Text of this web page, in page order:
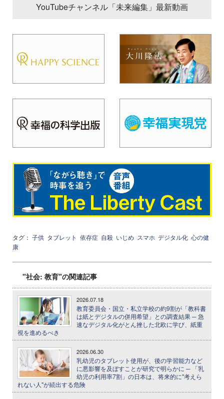
YouTubeチャンネル「未来編集」最新動画
タグ： 子供 タブレット 依存症 自殺 いじめ スマホ デジタル化 心の健
康
"社会: 教育"の関連記事
2026.07.18
教育委員会・国立・私立学校の約9割が「教科書
は紙とデジタルの併用希望」との調査結果 ─ 急
速なデジタル化がとん挫した北欧に学び、紙重
視を進めるべき
2026.06.30
乳幼児のタブレット使用が、後の学習能力など
に悪影響を及ぼすことが研究で明らかに ─ 「乳
幼児の利用率7割」の日本は、将来的に"考えら
れない人"が続出する危険